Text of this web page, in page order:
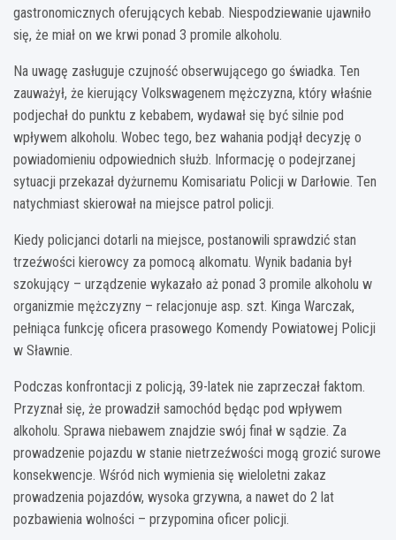
gastronomicznych oferujących kebab. Niespodziewanie ujawniło
się, że miał on we krwi ponad 3 promile alkoholu.
Na uwagę zasługuje czujność obserwującego go świadka. Ten
zauważył, że kierujący Volkswagenem mężczyzna, który właśnie
podjechał do punktu z kebabem, wydawał się być silnie pod
wpływem alkoholu. Wobec tego, bez wahania podjął decyzję o
powiadomieniu odpowiednich służb. Informację o podejrzanej
sytuacji przekazał dyżurnemu Komisariatu Policji w Darłowie. Ten
natychmiast skierował na miejsce patrol policji.
Kiedy policjanci dotarli na miejsce, postanowili sprawdzić stan
trzeźwości kierowcy za pomocą alkomatu. Wynik badania był
szokujący – urządzenie wykazało aż ponad 3 promile alkoholu w
organizmie mężczyzny – relacjonuje asp. szt. Kinga Warczak,
pełniąca funkcję oficera prasowego Komendy Powiatowej Policji
w Sławnie.
Podczas konfrontacji z policją, 39-latek nie zaprzeczał faktom.
Przyznał się, że prowadził samochód będąc pod wpływem
alkoholu. Sprawa niebawem znajdzie swój finał w sądzie. Za
prowadzenie pojazdu w stanie nietrzeźwości mogą grozić surowe
konsekwencje. Wśród nich wymienia się wieloletni zakaz
prowadzenia pojazdów, wysoka grzywna, a nawet do 2 lat
pozbawienia wolności – przypomina oficer policji.